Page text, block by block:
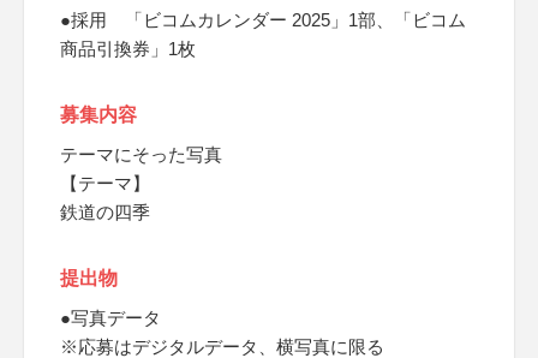
●採用 「ビコムカレンダー 2025」1部、「ビコム
商品引換券」1枚
募集内容
テーマにそった写真
【テーマ】
鉄道の四季
提出物
●写真データ
※応募はデジタルデータ、横写真に限る